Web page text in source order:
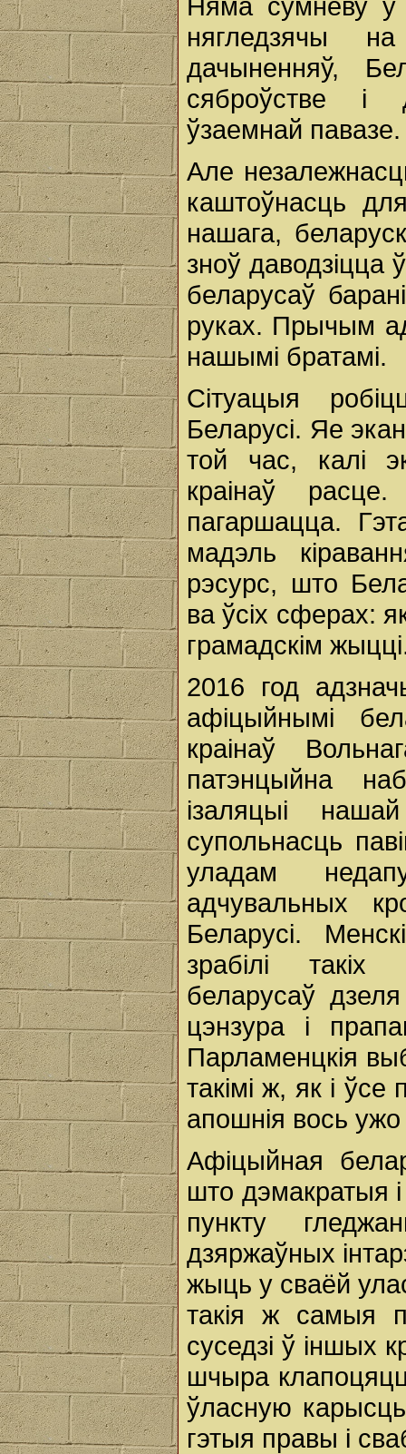
нягледзячы
дачыненняў,
сяброўстве і
ўзаемнай павазе.
Але
каштоўнасць
нашага,
зноў даводзіцца
беларусаў
руках. Прычым
нашымі братамі.
Сітуацыя
Беларусі. Яе
той час, калі
краінаў
пагаршацца.
мадэль
рэсурс, што
ва ўсіх сферах:
грамадскім
2016 год
афіцыйнымі
краінаў
патэнцыйна
ізаляцыі
супольнасць
уладам
адчувальных
Беларусі.
зрабілі
беларусаў
цэнзура і
Парламенцкія
такімі ж, як і
апошнія вось
Афіцыйная
што дэмакратыя
пункту
дзяржаўных
жыць у сваёй
такія ж самыя
суседзі ў іншых
шчыра
ўласную
гэтыя правы і